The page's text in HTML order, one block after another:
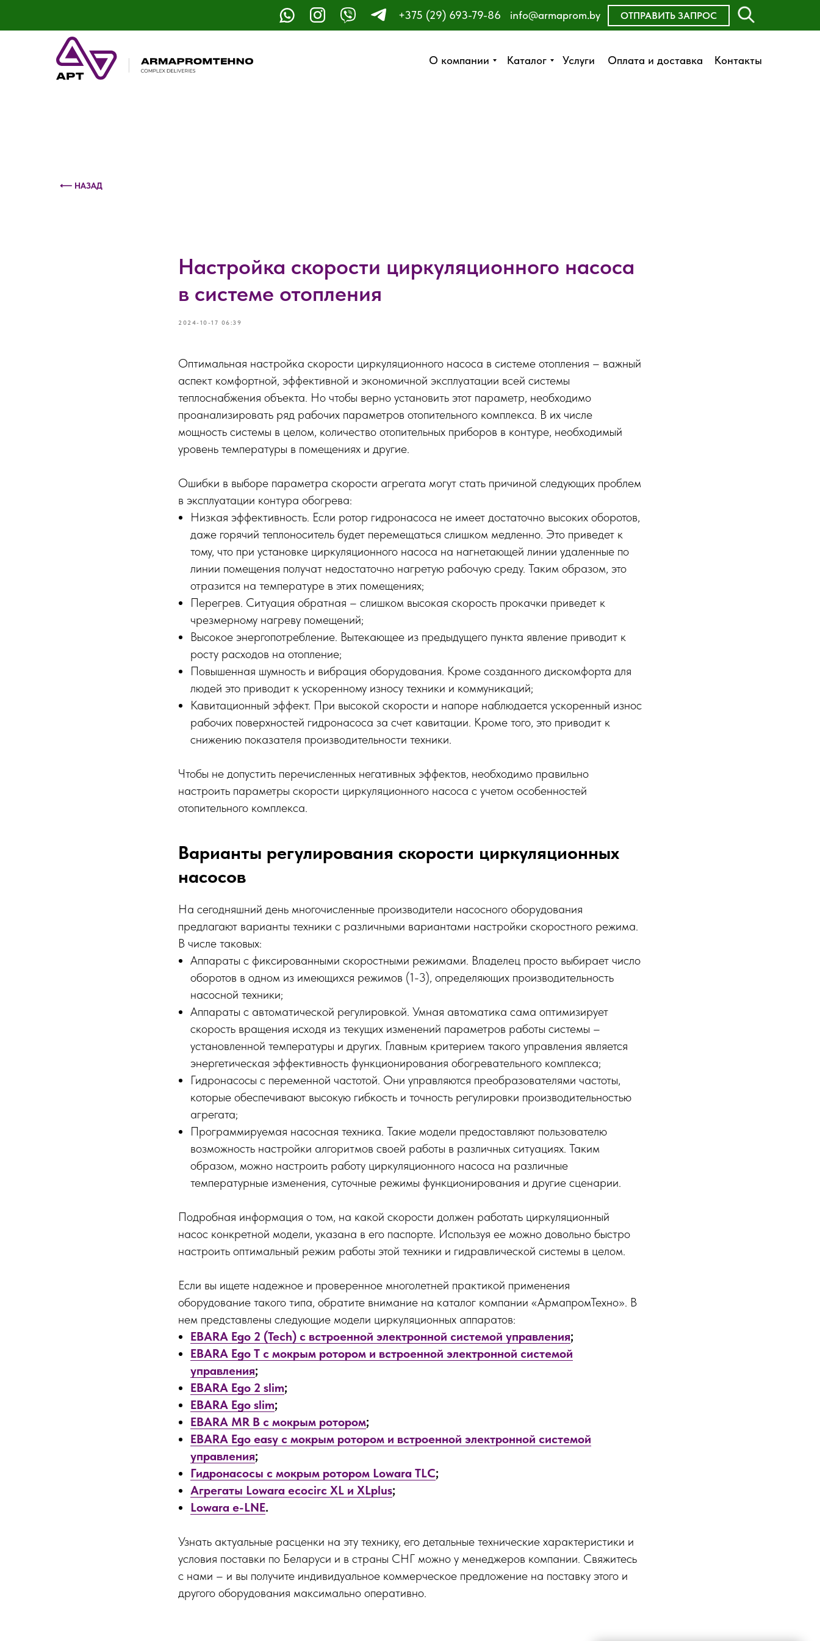
О компании Каталог Услуги Оплата и доставка Контакты
+375 (29) 693-79-86 ОТПРАВИТЬ ЗАПРОС
info@armaprom.by
О компании Каталог Услуги Оплата и доставка Контакты
ОСТАВИТЬ ЗАЯВКУ
ЗАКАЗАТЬ ЗВОНОК
⟵ НАЗАД
Настройка скорости циркуляционного насоса
в системе отопления
2024-10-17 06:39
Оптимальная настройка скорости циркуляционного насоса в системе отопления – важный
аспект комфортной, эффективной и экономичной эксплуатации всей системы
теплоснабжения объекта. Но чтобы верно установить этот параметр, необходимо
проанализировать ряд рабочих параметров отопительного комплекса. В их числе
мощность системы в целом, количество отопительных приборов в контуре, необходимый
уровень температуры в помещениях и другие.
Ошибки в выборе параметра скорости агрегата могут стать причиной следующих проблем
в эксплуатации контура обогрева:
Низкая эффективность. Если ротор гидронасоса не имеет достаточно высоких оборотов,
даже горячий теплоноситель будет перемещаться слишком медленно. Это приведет к
тому, что при установке циркуляционного насоса на нагнетающей линии удаленные по
линии помещения получат недостаточно нагретую рабочую среду. Таким образом, это
отразится на температуре в этих помещениях;
Перегрев. Ситуация обратная – слишком высокая скорость прокачки приведет к
чрезмерному нагреву помещений;
Высокое энергопотребление. Вытекающее из предыдущего пункта явление приводит к
росту расходов на отопление;
Повышенная шумность и вибрация оборудования. Кроме созданного дискомфорта для
людей это приводит к ускоренному износу техники и коммуникаций;
Кавитационный эффект. При высокой скорости и напоре наблюдается ускоренный износ
рабочих поверхностей гидронасоса за счет кавитации. Кроме того, это приводит к
снижению показателя производительности техники.
Чтобы не допустить перечисленных негативных эффектов, необходимо правильно
настроить параметры скорости циркуляционного насоса с учетом особенностей
отопительного комплекса.
Варианты регулирования скорости циркуляционных
насосов
На сегодняшний день многочисленные производители насосного оборудования
предлагают варианты техники с различными вариантами настройки скоростного режима.
В числе таковых:
Аппараты с фиксированными скоростными режимами. Владелец просто выбирает число
оборотов в одном из имеющихся режимов (1-3), определяющих производительность
насосной техники;
Аппараты с автоматической регулировкой. Умная автоматика сама оптимизирует
скорость вращения исходя из текущих изменений параметров работы системы –
установленной температуры и других. Главным критерием такого управления является
энергетическая эффективность функционирования обогревательного комплекса;
Гидронасосы с переменной частотой. Они управляются преобразователями частоты,
которые обеспечивают высокую гибкость и точность регулировки производительностью
агрегата;
Программируемая насосная техника. Такие модели предоставляют пользователю
возможность настройки алгоритмов своей работы в различных ситуациях. Таким
образом, можно настроить работу циркуляционного насоса на различные
температурные изменения, суточные режимы функционирования и другие сценарии.
Подробная информация о том, на какой скорости должен работать циркуляционный
насос конкретной модели, указана в его паспорте. Используя ее можно довольно быстро
настроить оптимальный режим работы этой техники и гидравлической системы в целом.
Если вы ищете надежное и проверенное многолетней практикой применения
оборудование такого типа, обратите внимание на каталог компании «АрмапромТехно». В
нем представлены следующие модели циркуляционных аппаратов:
EBARA Ego 2 (Tech) с встроенной электронной системой управления;
EBARA Ego T с мокрым ротором и встроенной электронной системой
управления;
EBARA Ego 2 slim;
EBARA Ego slim;
EBARA MR B с мокрым ротором;
EBARA Ego easy с мокрым ротором и встроенной электронной системой
управления;
Гидронасосы с мокрым ротором Lowara TLC;
Агрегаты Lowara ecocirc XL и XLplus;
Lowara e-LNE.
Узнать актуальные расценки на эту технику, его детальные технические характеристики и
условия поставки по Беларуси и в страны СНГ можно у менеджеров компании. Свяжитесь
с нами – и вы получите индивидуальное коммерческое предложение на поставку этого и
другого оборудования максимально оперативно.